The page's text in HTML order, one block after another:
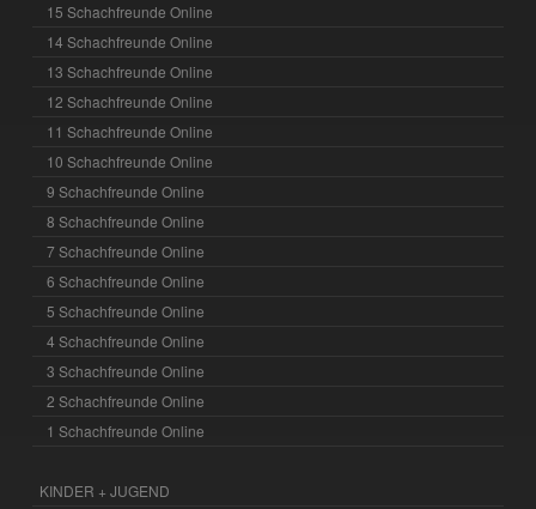
15 Schachfreunde Online
14 Schachfreunde Online
13 Schachfreunde Online
12 Schachfreunde Online
11 Schachfreunde Online
10 Schachfreunde Online
9 Schachfreunde Online
8 Schachfreunde Online
7 Schachfreunde Online
6 Schachfreunde Online
5 Schachfreunde Online
4 Schachfreunde Online
3 Schachfreunde Online
2 Schachfreunde Online
1 Schachfreunde Online
KINDER + JUGEND